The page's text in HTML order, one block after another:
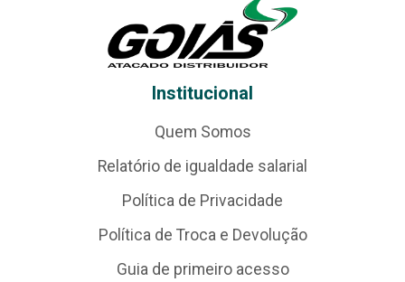
Institucional
Quem Somos
Relatório de igualdade salarial
Política de Privacidade
Política de Troca e Devolução
Guia de primeiro acesso